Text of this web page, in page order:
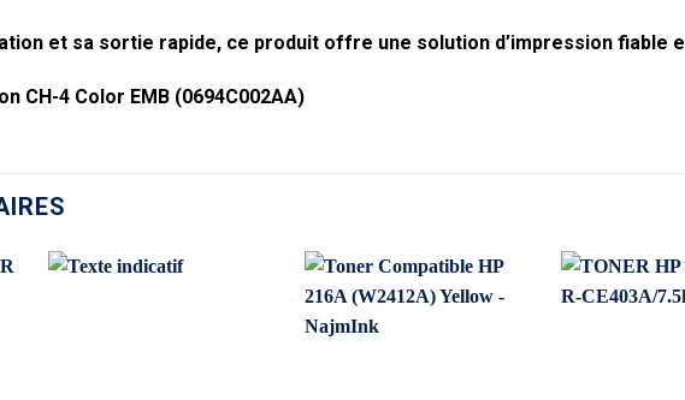
et sa sortie rapide, ce produit offre une solution d’impression fiable
CH-4 Color EMB (0694C002AA)